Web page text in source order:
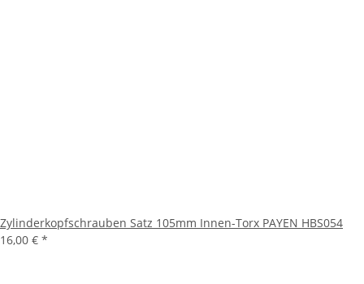
Zylinderkopfschrauben Satz 105mm Innen-Torx PAYEN HBS054
16,00 € *